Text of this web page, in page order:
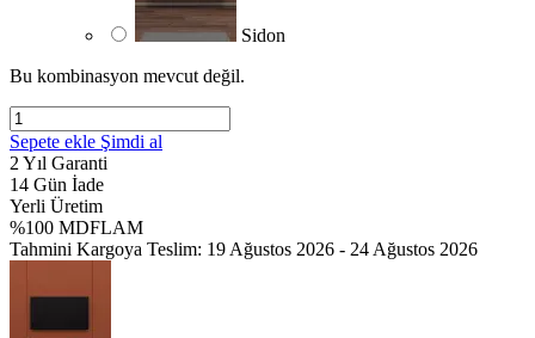
Sidon
Bu kombinasyon mevcut değil.
Sepete ekle Şimdi al
2 Yıl Garanti
14 Gün İade
Yerli Üretim
%100 MDFLAM
Tahmini Kargoya Teslim: 19 Ağustos 2026 - 24 Ağustos 2026